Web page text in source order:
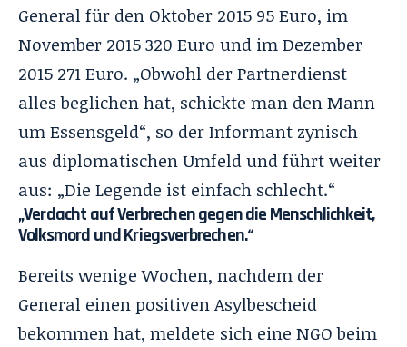
General für den Oktober 2015 95 Euro, im
November 2015 320 Euro und im Dezember
2015 271 Euro. „Obwohl der Partnerdienst
alles beglichen hat, schickte man den Mann
um Essensgeld“, so der Informant zynisch
aus diplomatischen Umfeld und führt weiter
aus: „Die Legende ist einfach schlecht.“
„Verdacht auf Verbrechen gegen die Menschlichkeit,
Volksmord und Kriegsverbrechen.“
Bereits wenige Wochen, nachdem der
General einen positiven Asylbescheid
bekommen hat, meldete sich eine NGO beim